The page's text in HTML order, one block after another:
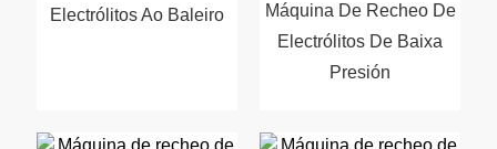
Electrólitos Ao Baleiro
Máquina De Recheo De
Electrólitos De Baixa
Presión